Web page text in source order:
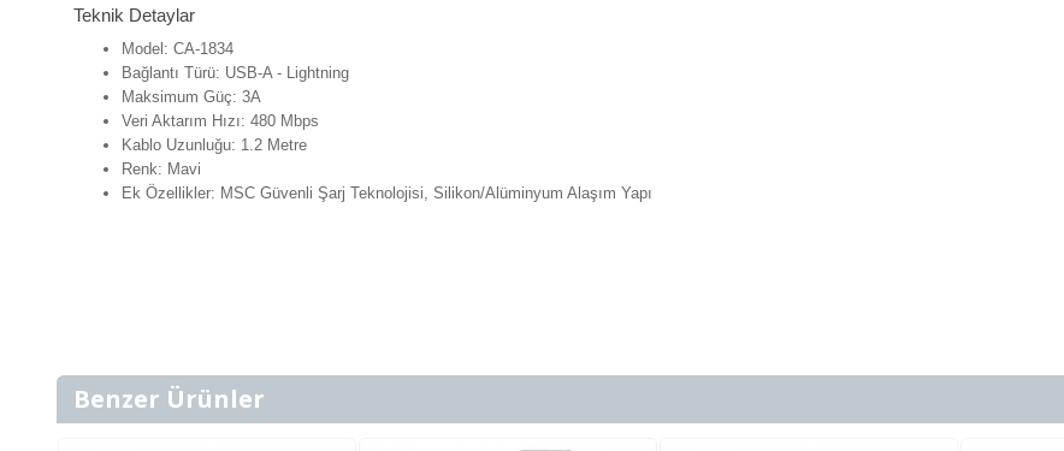
Teknik Detaylar
Model: CA-1834
Bağlantı Türü: USB-A - Lightning
Maksimum Güç: 3A
Veri Aktarım Hızı: 480 Mbps
Kablo Uzunluğu: 1.2 Metre
Renk: Mavi
Ek Özellikler: MSC Güvenli Şarj Teknolojisi, Silikon/Alüminyum Alaşım Yapı
Benzer Ürünler